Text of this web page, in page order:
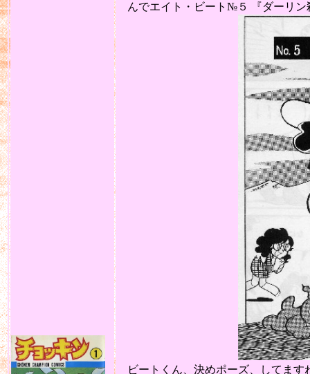
んでエイト・ビート№５ 『ダーリン
ビートくん、決めポーズ、してます